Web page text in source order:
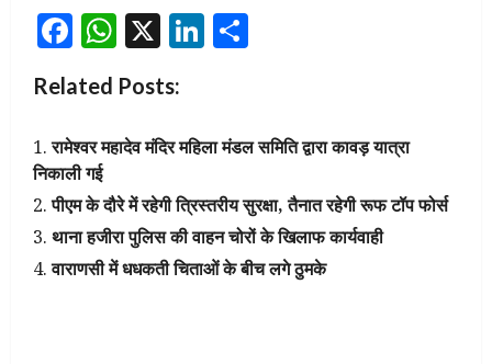
Facebook
WhatsApp
X LinkedIn
Related Posts:
रामेश्वर महादेव मंदिर महिला मंडल समिति द्वारा कावड़ यात्रा
निकाली गई
पीएम के दौरे में रहेगी त्रिस्तरीय सुरक्षा, तैनात रहेगी रूफ टॉप फोर्स
थाना हजीरा पुलिस की वाहन चोरों के खिलाफ कार्यवाही
वाराणसी में धधकती चिताओं के बीच लगे ठुमके